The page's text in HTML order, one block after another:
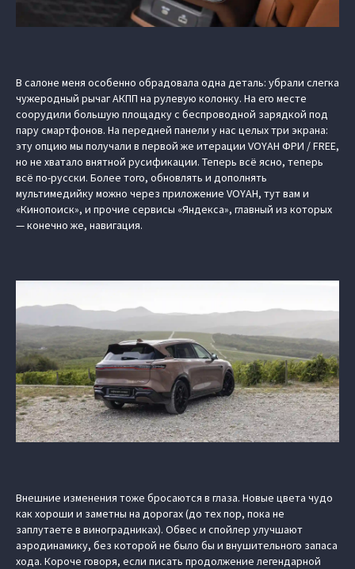
В салоне меня особенно обрадовала одна деталь: убрали слегка
чужеродный рычаг АКПП на рулевую колонку. На его месте
соорудили большую площадку с беспроводной зарядкой под
пару смартфонов. На передней панели у нас целых три экрана:
эту опцию мы получали в первой же итерации VOYAH ФРИ / FREE,
но не хватало внятной русификации. Теперь всё ясно, теперь
всё по-русски. Более того, обновлять и дополнять
мультимедийку можно через приложение VOYAH, тут вам и
«Кинопоиск», и прочие сервисы «Яндекса», главный из которых
— конечно же, навигация.
Внешние изменения тоже бросаются в глаза. Новые цвета чудо
как хороши и заметны на дорогах (до тех пор, пока не
заплутаете в виноградниках). Обвес и спойлер улучшают
аэродинамику, без которой не было бы и внушительного запаса
хода. Короче говоря, если писать продолжение легендарной